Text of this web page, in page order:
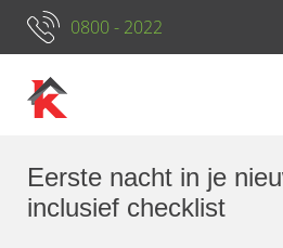
0800 - 2022
Eerste nacht in je
inclusief checklist